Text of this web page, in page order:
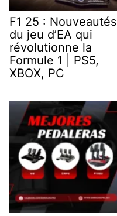
F1 25 : Nouveautés
du jeu d’EA qui
révolutionne la
Formule 1 | PS5,
XBOX, PC